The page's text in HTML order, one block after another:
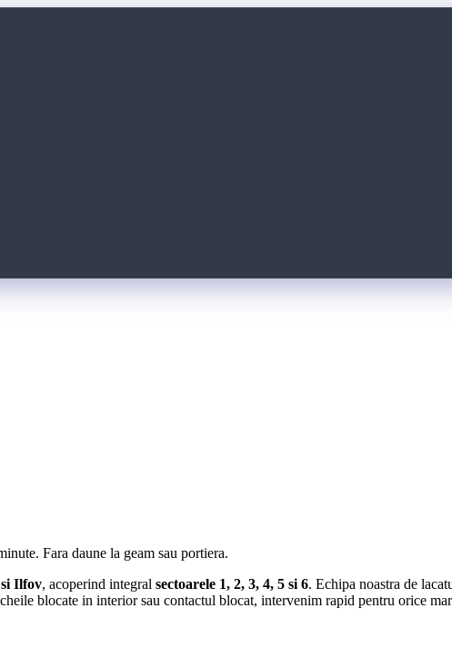
. Fara daune la geam sau portiera.
Ilfov, acoperind integral sectoarele 1, 2, 3, 4, 5 si 6. Echipa noastra de
blocate in interior sau contactul blocat, intervenim rapid pentru orice